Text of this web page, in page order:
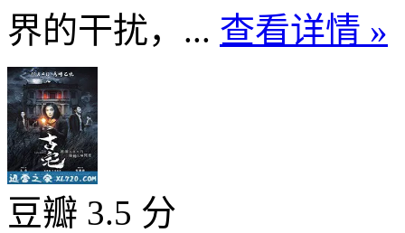
界的干扰，... 查看详情 »
豆瓣 3.5 分